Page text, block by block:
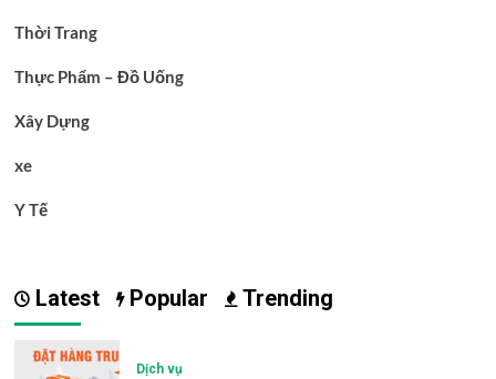
Thời Trang
Thực Phẩm – Đồ Uống
Xây Dựng
xe
Y Tế
Latest Popular Trending
Dịch vụ